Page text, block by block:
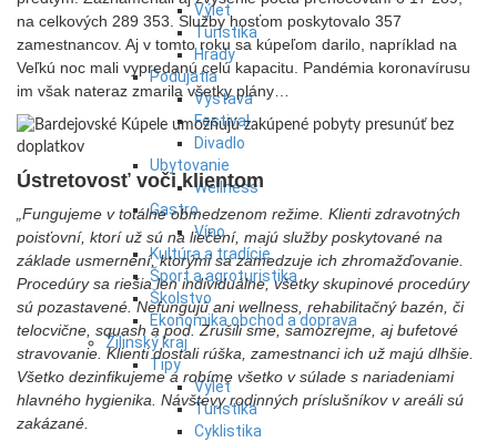
Výlet
Turistika
Hrady
Podujatia
Výstava
Festival
Divadlo
Ubytovanie
Wellness
Gastro
Víno
Kultúra a tradície
Šport a agroturistika
Školstvo
Ekonomika obchod a doprava
Žilinský kraj
Tipy
Výlet
Turistika
Cyklistika
na celkových 289 353. Služby hosťom poskytovalo 357
zamestnancov. Aj v tomto roku sa kúpeľom darilo, napríklad na
Veľkú noc mali vypredanú celú kapacitu. Pandémia koronavírusu
im však nateraz zmarila všetky plány…
Ústretovosť voči klientom
„Fungujeme v totálne obmedzenom režime. Klienti zdravotných
poisťovní, ktorí už sú na liečení, majú služby poskytované na
základe usmernení, ktorými sa zamedzuje ich zhromažďovanie.
Procedúry sa riešia len individuálne, všetky skupinové procedúry
sú pozastavené. Nefungujú ani wellness, rehabilitačný bazén, či
telocvične, squash a pod. Zrušili sme, samozrejme, aj bufetové
stravovanie. Klienti dostali rúška, zamestnanci ich už majú dlhšie.
Všetko dezinfikujeme a robíme všetko v súlade s nariadeniami
hlavného hygienika. Návštevy rodinných príslušníkov v areáli sú
zakázané.